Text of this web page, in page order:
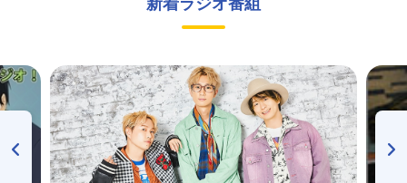
新着ラジオ番組